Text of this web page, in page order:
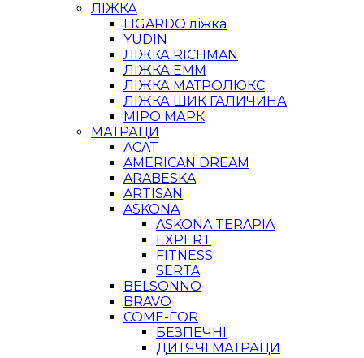
ЛІЖКА
LIGARDO ліжка
YUDIN
ЛІЖКА RICHMAN
ЛІЖКА ЕММ
ЛІЖКА МАТРОЛЮКС
ЛІЖКА ШИК ГАЛИЧИНА
МІРО МАРК
МАТРАЦИ
ACAT
AMERICAN DREAM
ARABESKA
ARTISAN
ASKONA
ASKONA TERAPIA
EXPERT
FITNESS
SERTA
BELSONNO
BRAVO
COME-FOR
БЕЗПЕЧНІ
ДИТЯЧІ МАТРАЦИ